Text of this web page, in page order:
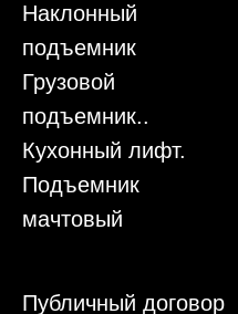
Наклонный
подъемник
Грузовой
подъемник..
Кухонный лифт.
Подъемник
мачтовый
Публичный договор